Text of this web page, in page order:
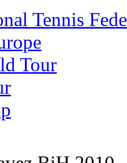
Tennis
Tour